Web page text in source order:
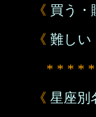
《 買う・
《 難しい
* * * * *
《 星座別